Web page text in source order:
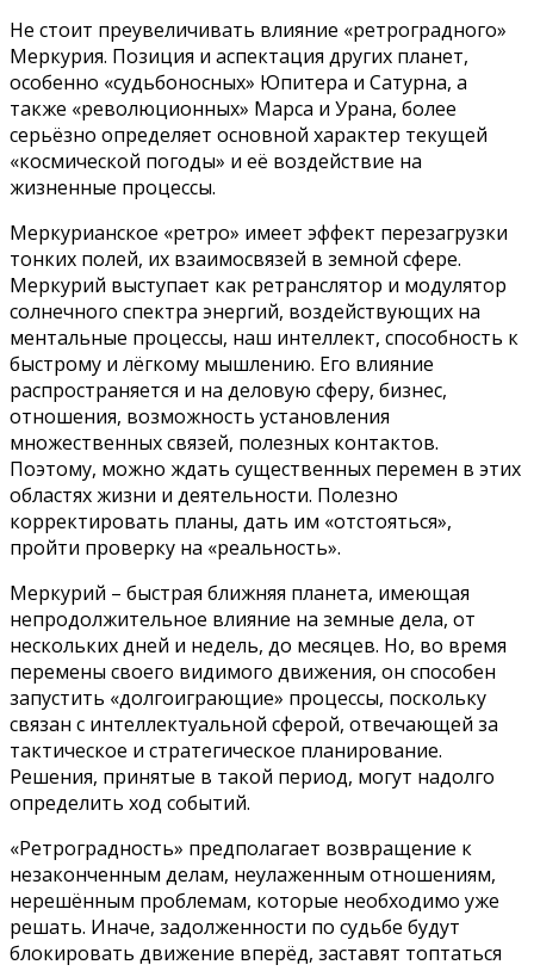
Не стоит преувеличивать влияние «ретроградного»
Меркурия. Позиция и аспектация других планет,
особенно «судьбоносных» Юпитера и Сатурна, а
также «революционных» Марса и Урана, более
серьёзно определяет основной характер текущей
«космической погоды» и её воздействие на
жизненные процессы.
Меркурианское «ретро» имеет эффект перезагрузки
тонких полей, их взаимосвязей в земной сфере.
Меркурий выступает как ретранслятор и модулятор
солнечного спектра энергий, воздействующих на
ментальные процессы, наш интеллект, способность к
быстрому и лёгкому мышлению. Его влияние
распространяется и на деловую сферу, бизнес,
отношения, возможность установления
множественных связей, полезных контактов.
Поэтому, можно ждать существенных перемен в этих
областях жизни и деятельности. Полезно
корректировать планы, дать им «отстояться»,
пройти проверку на «реальность».
Меркурий – быстрая ближняя планета, имеющая
непродолжительное влияние на земные дела, от
нескольких дней и недель, до месяцев. Но, во время
перемены своего видимого движения, он способен
запустить «долгоиграющие» процессы, поскольку
связан с интеллектуальной сферой, отвечающей за
тактическое и стратегическое планирование.
Решения, принятые в такой период, могут надолго
определить ход событий.
«Ретроградность» предполагает возвращение к
незаконченным делам, неулаженным отношениям,
нерешённым проблемам, которые необходимо уже
решать. Иначе, задолженности по судьбе будут
блокировать движение вперёд, заставят топтаться